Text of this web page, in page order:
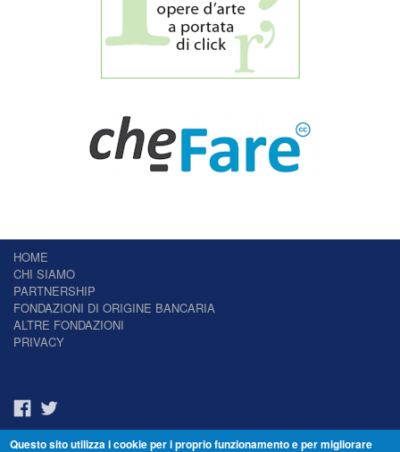
HOME
CHI SIAMO
PARTNERSHIP
FONDAZIONI DI ORIGINE BANCARIA
ALTRE FONDAZIONI
PRIVACY
Il Giornale delle Fondazioni - Periodico telematico
Questo sito utilizza i cookie per i proprio funzionamento e per migliorare